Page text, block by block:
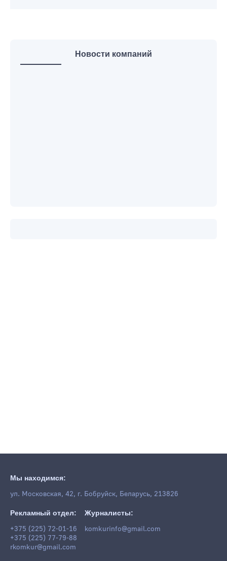
Новости компаний
Мы находимся:
ул. Московская, 42, г. Бобруйск, Беларусь, 213826
Рекламный отдел:
+375 (225) 72-01-16
+375 (225) 77-79-88
rkomkur@gmail.com
Журналисты:
komkurinfo@gmail.com